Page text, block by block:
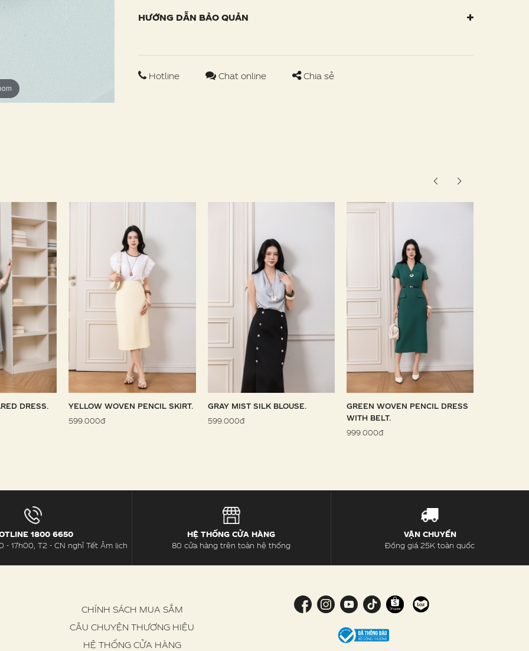
HƯỚNG DẪN BẢO QUẢN
Hotline Chat online Chia sẻ
DRESS.
YELLOW WOVEN PENCIL SKIRT.
599.000đ
GRAY MIST SILK BLOUSE.
599.000đ
GREEN WOVEN PENCIL DRESS
WITH BELT.
999.000đ
1800 6650
- 17h00, T2 - CN nghỉ Tết Âm lịch
HỆ THỐNG CỬA HÀNG
80 cửa hàng trên toàn hệ thống
VẬN CHUYỂN
Đồng giá 25K toàn quốc
CHÍNH SÁCH MUA SẮM
CÂU CHUYỆN THƯƠNG HIỆU
HỆ THỐNG CỬA HÀNG